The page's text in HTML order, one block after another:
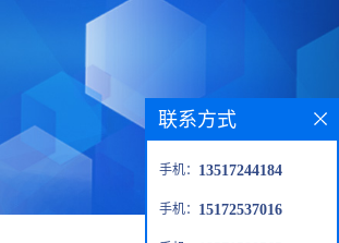
联系方式
手机： 13517244184
手机： 15172537016